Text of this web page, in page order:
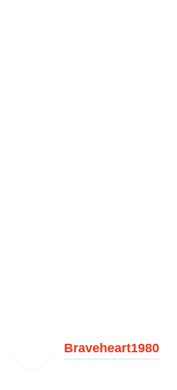
Braveheart1980